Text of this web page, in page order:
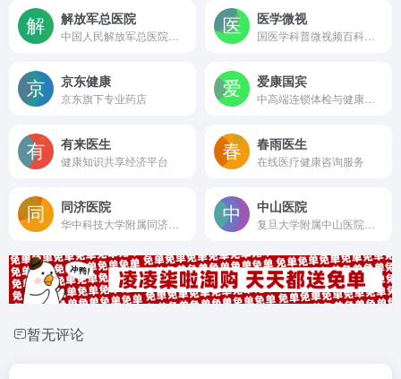
解放军总医院 医学微视
京东健康
京东旗下专业药店
爱康国宾
有来医生
健康知识共享经济平台
春雨医生
在线医疗健康咨询服务
同济医院 中山医院
暂无评论